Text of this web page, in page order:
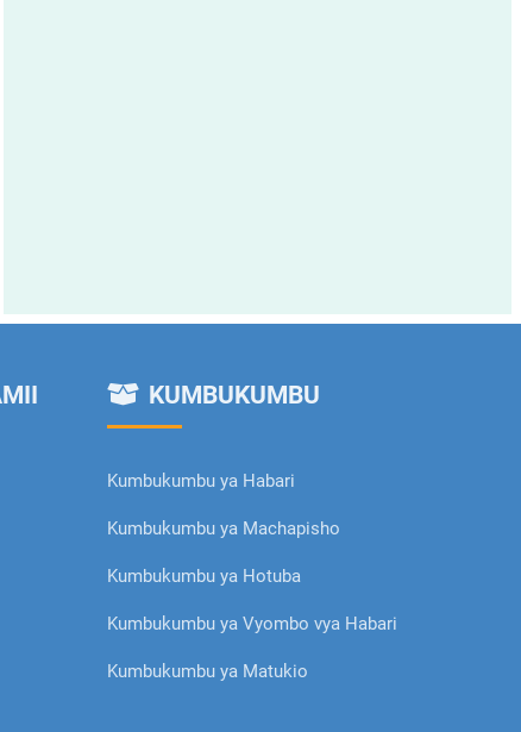
KUMBUKUMBU
Kumbukumbu ya Habari
Kumbukumbu ya Machapisho
Kumbukumbu ya Hotuba
Kumbukumbu ya Vyombo vya Habari
Kumbukumbu ya Matukio